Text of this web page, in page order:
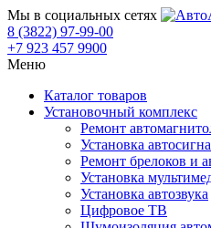
Мы в социальных сетях
8 (3822) 97-99-00
+7 923 457 9900
Меню
Каталог товаров
Установочный комплекс
Ремонт
Установка
Ремонт брелоков и
Установка
Установка автозвука
Цифровое ТВ